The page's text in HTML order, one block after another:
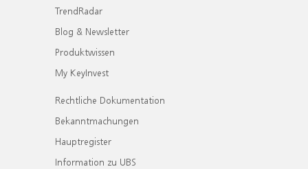
TrendRadar
Blog & Newsletter
Produktwissen
My KeyInvest
Rechtliche Dokumentation
Bekanntmachungen
Hauptregister
Information zu UBS